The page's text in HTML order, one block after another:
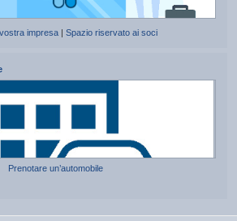
impresa |Spazio riservato ai soci
Prenotare un’automobile